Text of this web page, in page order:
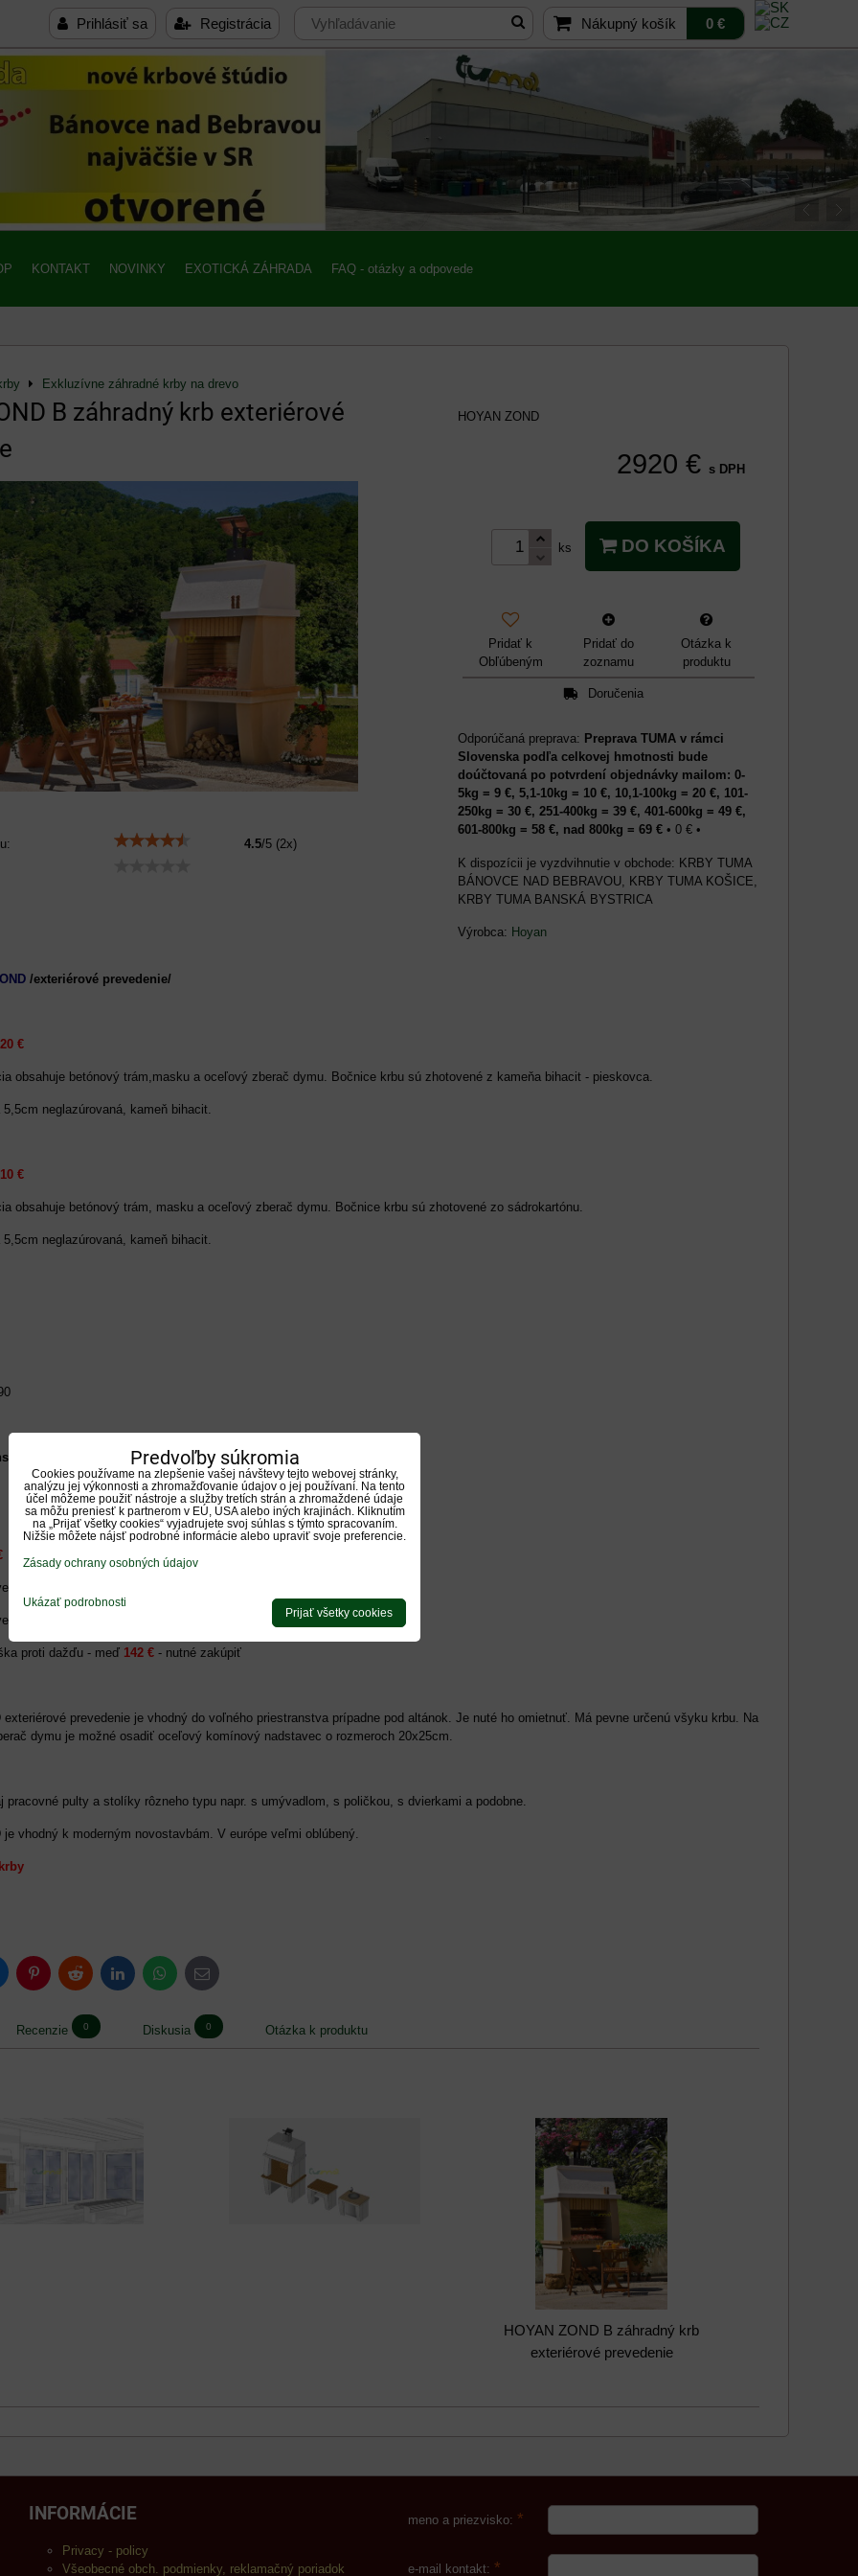
Prihlásiť sa Registrácia Nákupný košík 0 €
KONTAKT NOVINKY EXOTICKÁ ZÁHRADA FAQ - otázky a odpovede
Exkluzívne záhradné krby na drevo
B záhradný krb exteriérové
4.5/5 (2x)
HOYAN ZOND
2920 € s DPH
ks DO KOŠÍKA
Pridať k
Obľúbeným
Pridať do
zoznamu
Otázka k
produktu
Doručenia
Preprava TUMA v rámci
Slovenska podľa celkovej hmotnosti bude
doúčtovaná po potvrdení objednávky mailom: 0-
5kg = 9 €, 5,1-10kg = 10 €, 10,1-100kg = 20 €, 101-
250kg = 30 €, 251-400kg = 39 €, 401-600kg = 49 €,
601-800kg = 58 €, nad 800kg = 69 € • 0 € •
KRBY TUMA
BÁNOVCE NAD BEBRAVOU, KRBY TUMA KOŠICE,
KRBY TUMA BANSKÁ BYSTRICA
Výrobca: Hoyan
/exteriérové prevedenie/
€
obsahuje betónový trám,masku a oceľový zberač dymu. Bočnice krbu sú zhotovené z kameňa bihacit - pieskovca.
neglazúrovaná, kameň bihacit.
€
obsahuje betónový trám, masku a oceľový zberač dymu. Bočnice krbu sú zhotovené zo sádrokartónu.
neglazúrovaná, kameň bihacit.
:
1m
0,5m
proti dažďu - meď 142 € - nutné zakúpiť
exteriérové prevedenie je vhodný do voľného priestranstva prípadne pod altánok. Je nuté ho omietnuť. Má pevne určenú všyku krbu. Na
dymu je možné osadiť oceľový komínový nadstavec o rozmeroch 20x25cm.
pracovné pulty a stolíky rôzneho typu napr. s umývadlom, s poličkou, s dvierkami a podobne.
je vhodný k moderným novostavbám. V európe veľmi oblúbený.
PinterestReddit LinkedInWhatsApp
E-
mail
Recenzie 0 Diskusia 0 Otázka k produktu
HOYAN ZOND B záhradný krb
exteriérové prevedenie
INFORMÁCIE
Privacy - policy
Všeobecné obch. podmienky, reklamačný poriadok
meno a priezvisko: *
e-mail kontakt: *
Predvoľby súkromia
Cookies používame na zlepšenie vašej návštevy tejto webovej stránky,
analýzu jej výkonnosti a zhromažďovanie údajov o jej používaní. Na tento
účel môžeme použiť nástroje a služby tretích strán a zhromaždené údaje
sa môžu preniesť k partnerom v EÚ, USA alebo iných krajinách. Kliknutím
na „Prijať všetky cookies“ vyjadrujete svoj súhlas s týmto spracovaním.
Nižšie môžete nájsť podrobné informácie alebo upraviť svoje preferencie.
Zásady ochrany osobných údajov
Ukázať podrobnosti
Prijať všetky cookies